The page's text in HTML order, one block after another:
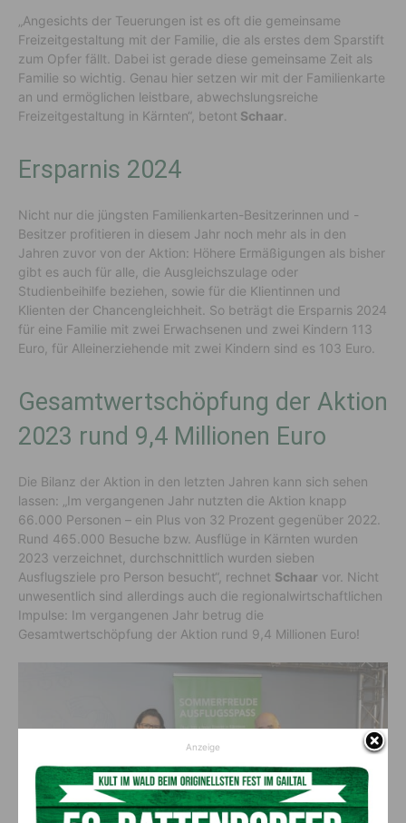
„Angesichts der Teuerungen ist es oft die gemeinsame
Freizeitgestaltung mit der Familie, die als erstes dem Sparstift
zum Opfer fällt. Dabei ist gerade diese gemeinsame Zeit als
Familie so wichtig. Genau hier setzen wir mit der Familienkarte
an und ermöglichen leistbare, abwechslungsreiche
Freizeitgestaltung in Kärnten“, betont Schaar
Ersparnis 2024
Nicht nur die jüngsten Familienkarten-Besitzerinnen und -
Besitzer profitieren in diesem Jahr noch mehr als in den
Jahren zuvor von der Aktion: Höhere Ermäßigungen als bisher
gibt es auch für alle, die Ausgleichszulage oder
Studienbeihilfe beziehen, sowie für die Klientinnen und
Klienten der Chancengleichheit. So beträgt die Ersparnis 2024
für eine Familie mit zwei Erwachsenen und zwei Kindern 113
Euro, für Alleinerziehende mit zwei Kindern sind es 103 Euro.
Gesamtwertschöpfung der Aktion
2023 rund 9,4 Millionen Euro
Die Bilanz der Aktion in den letzten Jahren kann sich sehen
lassen: „Im vergangenen Jahr nutzten die Aktion knapp
66.000 Personen – ein Plus von 32 Prozent gegenüber 2022.
Rund 465.000 Besuche bzw. Ausflüge in Kärnten wurden
2023 verzeichnet, durchschnittlich wurden sieben
Ausflugsziele pro Person besucht“, rechnet Schaar vor. Nicht
unwesentlich sind allerdings auch die regionalwirtschaftlichen
Impulse: Im vergangenen Jahr betrug die
Gesamtwertschöpfung der Aktion rund 9,4 Millionen Euro!
Anzeige